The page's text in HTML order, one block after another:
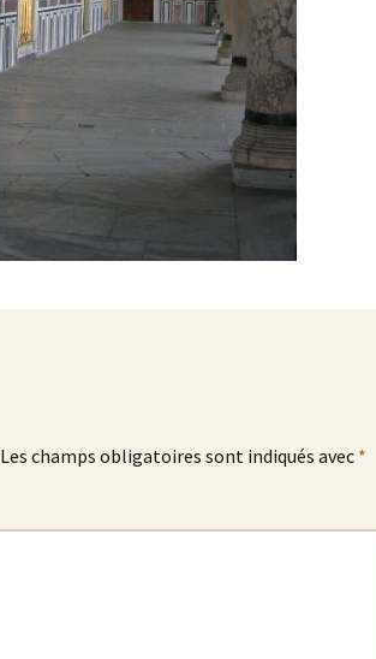
Les champs obligatoires sont indiqués avec *